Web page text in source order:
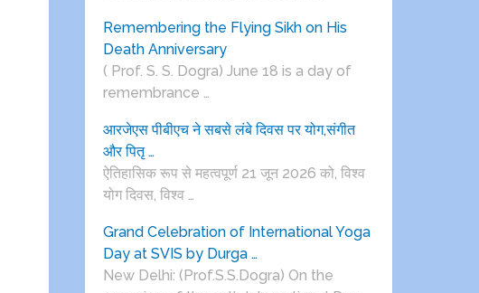
Remembering the Flying Sikh on His
Death Anniversary
( Prof. S. S. Dogra) June 18 is a day of
remembrance …
आरजेएस पीबीएच ने सबसे लंबे दिवस पर योग,संगीत
और पितृ …
ऐतिहासिक रूप से महत्वपूर्ण 21 जून 2026 को, विश्व
योग दिवस, विश्व …
Grand Celebration of International Yoga
Day at SVIS by Durga …
New Delhi: (Prof.S.S.Dogra) On the